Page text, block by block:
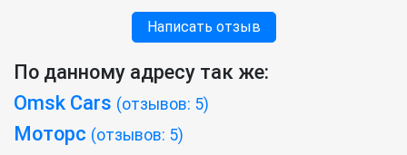
Написать отзыв
По данному адресу так же:
Omsk Cars (отзывов: 5)
Моторс (отзывов: 5)